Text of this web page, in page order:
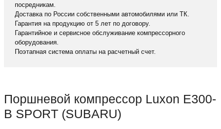
посредникам.
Доставка по России собственными автомобилями или ТК.
Гарантия на продукцию от 5 лет по договору.
Гарантийное и сервисное обслуживание компрессорного
оборудования.
Поэтапная система оплаты на расчетный счет.
Поршневой компрессор Luxon E300-
B SPORT (SUBARU)